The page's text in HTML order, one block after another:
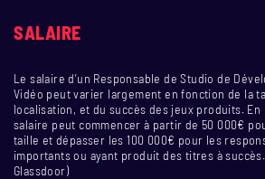
SALAIRE
Le salaire d'un Responsable de Studio de
Vidéo peut varier largement en fonction de la
localisation, et du succès des jeux produits.
salaire peut commencer à partir de 50 000€
taille et dépasser les 100 000€ pour les
importants ou ayant produit des titres à succès.
Glassdoor)